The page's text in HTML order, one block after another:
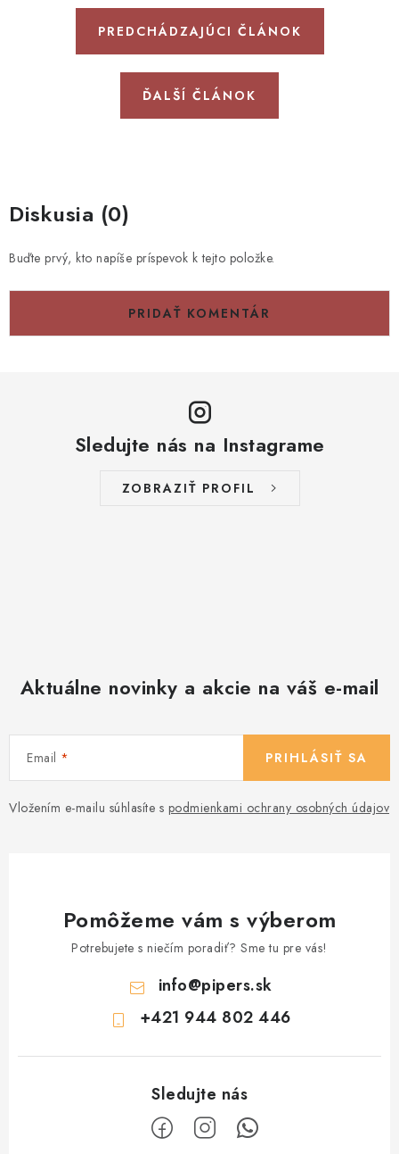
PREDCHÁDZAJÚCI ČLÁNOK
ĎALŠÍ ČLÁNOK
Diskusia (0)
Buďte prvý, kto napíše príspevok k tejto položke.
PRIDAŤ KOMENTÁR
Sledujte nás na Instagrame
ZOBRAZIŤ PROFIL
Aktuálne novinky a akcie na váš e-mail
Email
Vložením e-mailu súhlasíte s podmienkami ochrany osobných údajov
PRIHLÁSIŤ SA
Pomôžeme vám s výberom
Potrebujete s niečím poradiť? Sme tu pre vás!
info@pipers.sk
+421 944 802 446